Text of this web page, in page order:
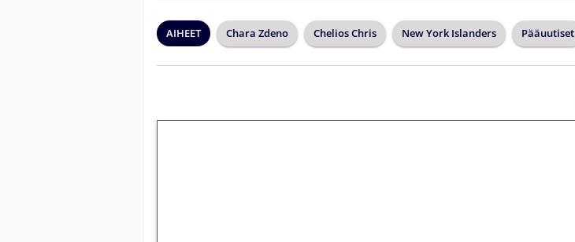
AIHEET Chara Zdeno Chelios Chris New York Islanders Pääuutiset